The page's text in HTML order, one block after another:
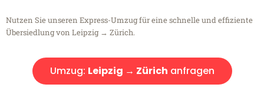
Nutzen Sie unseren Express-Umzug für eine schnelle und effiziente
Übersiedlung von Leipzig → Zürich.
Umzug: Leipzig → Zürich anfragen